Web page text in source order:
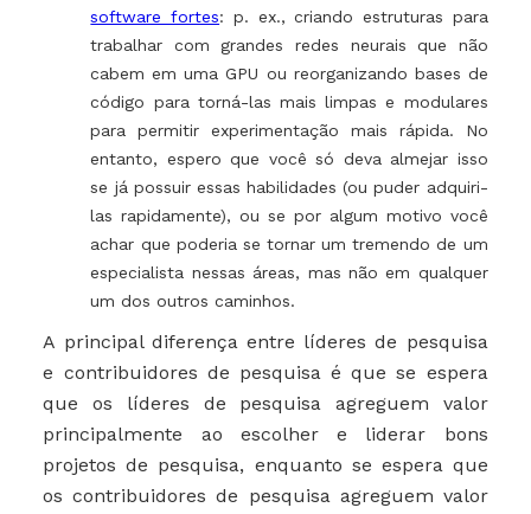
software fortes: p. ex., criando estruturas para
trabalhar com grandes redes neurais que não
cabem em uma GPU ou reorganizando bases de
código para torná-las mais limpas e modulares
para permitir experimentação mais rápida. No
entanto, espero que você só deva almejar isso
se já possuir essas habilidades (ou puder adquiri-
las rapidamente), ou se por algum motivo você
achar que poderia se tornar um tremendo de um
especialista nessas áreas, mas não em qualquer
um dos outros caminhos.
A principal diferença entre líderes de pesquisa
e contribuidores de pesquisa é que se espera
que os líderes de pesquisa agreguem valor
principalmente ao escolher e liderar bons
projetos de pesquisa, enquanto se espera que
os contribuidores de pesquisa agreguem valor